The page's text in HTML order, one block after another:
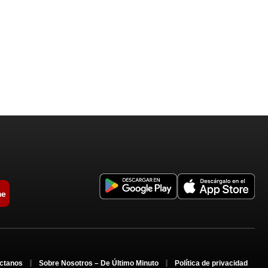
Sobre Nosotros – De Último Minuto Política de privacidad